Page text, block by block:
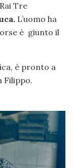
Tre
L’uomo ha
è giunto il
è pronto a
Filippo.